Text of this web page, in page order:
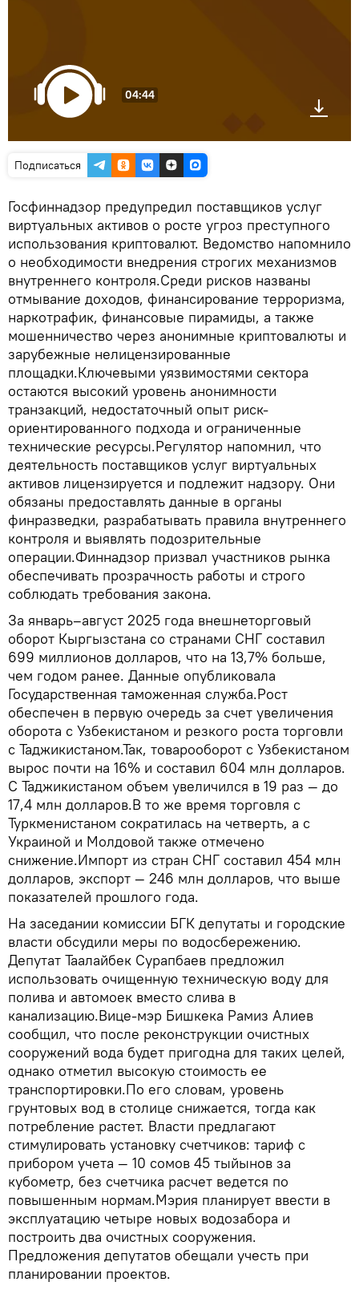
04:44
Подписаться
Госфиннадзор предупредил поставщиков услуг
виртуальных активов о росте угроз преступного
использования криптовалют. Ведомство напомнило
о необходимости внедрения строгих механизмов
внутреннего контроля.Среди рисков названы
отмывание доходов, финансирование терроризма,
наркотрафик, финансовые пирамиды, а также
мошенничество через анонимные криптовалюты и
зарубежные нелицензированные
площадки.Ключевыми уязвимостями сектора
остаются высокий уровень анонимности
транзакций, недостаточный опыт риск-
ориентированного подхода и ограниченные
технические ресурсы.Регулятор напомнил, что
деятельность поставщиков услуг виртуальных
активов лицензируется и подлежит надзору. Они
обязаны предоставлять данные в органы
финразведки, разрабатывать правила внутреннего
контроля и выявлять подозрительные
операции.Финнадзор призвал участников рынка
обеспечивать прозрачность работы и строго
соблюдать требования закона.
За январь–август 2025 года внешнеторговый
оборот Кыргызстана со странами СНГ составил
699 миллионов долларов, что на 13,7% больше,
чем годом ранее. Данные опубликовала
Государственная таможенная служба.Рост
обеспечен в первую очередь за счет увеличения
оборота с Узбекистаном и резкого роста торговли
с Таджикистаном.Так, товарооборот с Узбекистаном
вырос почти на 16% и составил 604 млн долларов.
С Таджикистаном объем увеличился в 19 раз — до
17,4 млн долларов.В то же время торговля с
Туркменистаном сократилась на четверть, а с
Украиной и Молдовой также отмечено
снижение.Импорт из стран СНГ составил 454 млн
долларов, экспорт — 246 млн долларов, что выше
показателей прошлого года.
На заседании комиссии БГК депутаты и городские
власти обсудили меры по водосбережению.
Депутат Таалайбек Сурапбаев предложил
использовать очищенную техническую воду для
полива и автомоек вместо слива в
канализацию.Вице-мэр Бишкека Рамиз Алиев
сообщил, что после реконструкции очистных
сооружений вода будет пригодна для таких целей,
однако отметил высокую стоимость ее
транспортировки.По его словам, уровень
грунтовых вод в столице снижается, тогда как
потребление растет. Власти предлагают
стимулировать установку счетчиков: тариф с
прибором учета — 10 сомов 45 тыйынов за
кубометр, без счетчика расчет ведется по
повышенным нормам.Мэрия планирует ввести в
эксплуатацию четыре новых водозабора и
построить два очистных сооружения.
Предложения депутатов обещали учесть при
планировании проектов.